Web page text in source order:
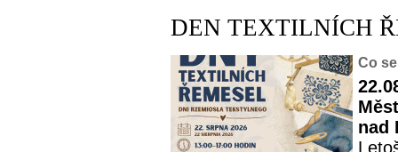
DEN TEXTILNÍCH
Co
nad